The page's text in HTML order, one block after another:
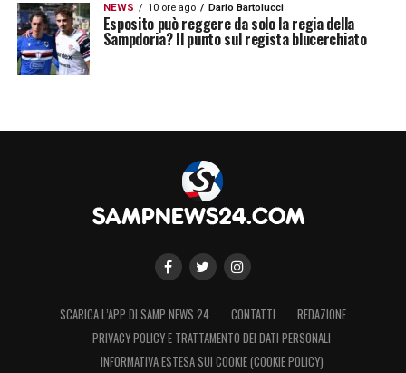
NEWS 10 ore ago Dario Bartolucci
Esposito può reggere da solo la regia della
Sampdoria? Il punto sul regista blucerchiato
SCARICA L’APP DI SAMP NEWS 24 CONTATTI
REDAZIONE
PRIVACY POLICY E TRATTAMENTO DEI DATI PERSONALI
INFORMATIVA ESTESA SUI COOKIE (COOKIE POLICY)